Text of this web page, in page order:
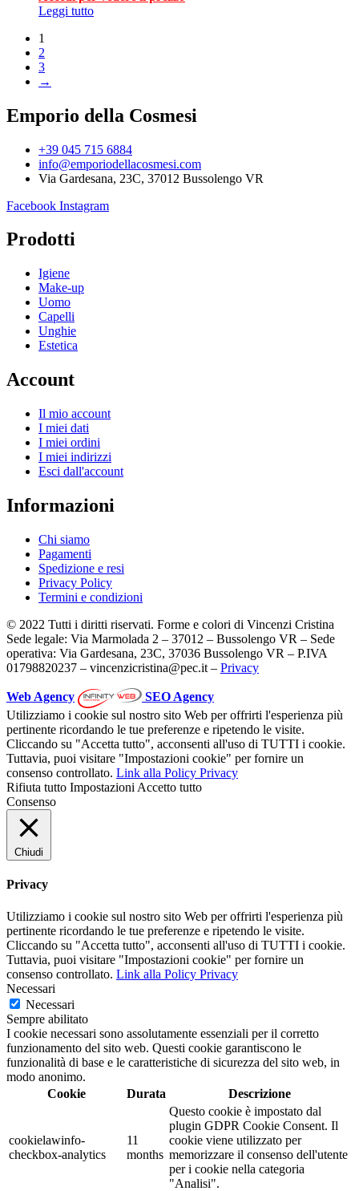
Leggi tutto
1
2
3
→
Emporio della Cosmesi
+39 045 715 6884
info@emporiodellacosmesi.com
Via Gardesana, 23C, 37012 Bussolengo VR
Facebook Instagram
Prodotti
Igiene
Make-up
Uomo
Capelli
Unghie
Estetica
Account
Il mio account
I miei dati
I miei ordini
I miei indirizzi
Esci dall'account
Informazioni
Chi siamo
Pagamenti
Spedizione e resi
Privacy Policy
Termini e condizioni
© 2022 Tutti i diritti riservati. Forme e colori di Vincenzi Cristina
Sede legale: Via Marmolada 2 – 37012 – Bussolengo VR – Sede
operativa: Via Gardesana, 23C, 37036 Bussolengo VR – P.IVA
01798820237 – vincenzicristina@pec.it – Privacy
Web Agency
SEO Agency
Utilizziamo i cookie sul nostro sito Web per offrirti l'esperienza più
pertinente ricordando le tue preferenze e ripetendo le visite.
Cliccando su "Accetta tutto", acconsenti all'uso di TUTTI i cookie.
Tuttavia, puoi visitare "Impostazioni cookie" per fornire un
consenso controllato. Link alla Policy Privacy
Rifiuta tutto Impostazioni Accetto tutto
Consenso
Chiudi
Privacy
Utilizziamo i cookie sul nostro sito Web per offrirti l'esperienza più
pertinente ricordando le tue preferenze e ripetendo le visite.
Cliccando su "Accetta tutto", acconsenti all'uso di TUTTI i cookie.
Tuttavia, puoi visitare "Impostazioni cookie" per fornire un
consenso controllato. Link alla Policy Privacy
Necessari
Necessari
Sempre abilitato
I cookie necessari sono assolutamente essenziali per il corretto
funzionamento del sito web. Questi cookie garantiscono le
funzionalità di base e le caratteristiche di sicurezza del sito web, in
modo anonimo.
Cookie
Durata Descrizione
cookielawinfo-
checkbox-analytics
11
months
Questo cookie è impostato dal
plugin GDPR Cookie Consent. Il
cookie viene utilizzato per
memorizzare il consenso dell'utente
per i cookie nella categoria
"Analisi".